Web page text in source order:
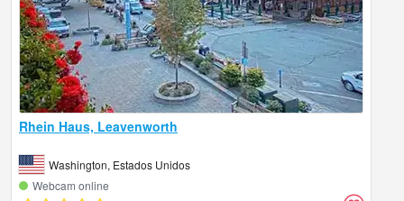
Rhein Haus, Leavenworth
Washington, Estados Unidos
Webcam online